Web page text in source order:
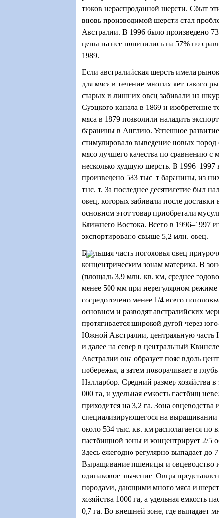
тюков нераспроданной шерсти. Сбыт
вновь производимой шерсти стал
Австралии. В 1996 было произведено
цены на нее понизились на 57% по
1989.
Если австралийская шерсть имела
для мяса в течение многих лет такого
старых и лишних овец забивали на
Суэцкого канала в 1869 и изобретение
мяса в 1879 позволили наладить
баранины в Англию. Успешное
стимулировало выведение новых пород
мясо лучшего качества по сравнению с
несколько худшую шерсть. В
произведено 583 тыс. т баранины, из
тыс. т. За последнее десятилетие был
овец, которых забивали после доставки
основном этот товар приобретали
Ближнего Востока. Всего в 1996–1997
экспортировано свыше 5,2 млн. овец.
Б
льшая часть поголовья овец
концентрическим зонам материка. В
(площадь 3,9 млн. кв. км, среднее
менее 500 мм при нерегулярном
сосредоточено менее 1/4 всего
основном и разводят австралийских
протягивается широкой дугой через
Южной Австралии, центральную часть
и далее на север в центральный
Австралии она образует пояс вдоль
побережья, а затем поворачивает в
Налларбор. Средний размер хозяйства в
000 га, и удельная емкость пастбищ
приходится на 3,2 га. Зона овцеводства
специализирующегося на
около 534 тыс. кв. км располагается
пастбищной зоны и концентрирует 2/5
Здесь ежегодно регулярно выпадает до
Выращивание пшеницы и овцеводство
одинаковое значение. Овцы
породами, дающими много мяса и
хозяйства 1000 га, а удельная емкость
0,7 га. Во внешней зоне, где выпадает